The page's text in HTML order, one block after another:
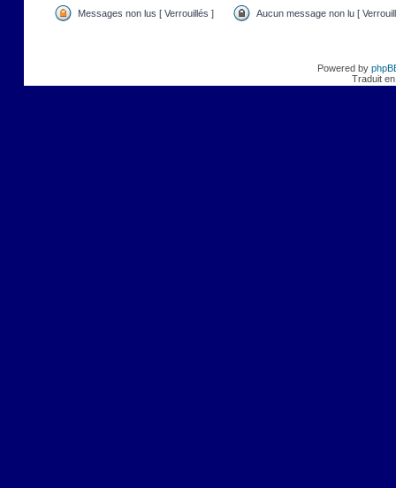
Messages non lus [ Verrouillés ] Aucun message non lu [
Powered by
Traduit